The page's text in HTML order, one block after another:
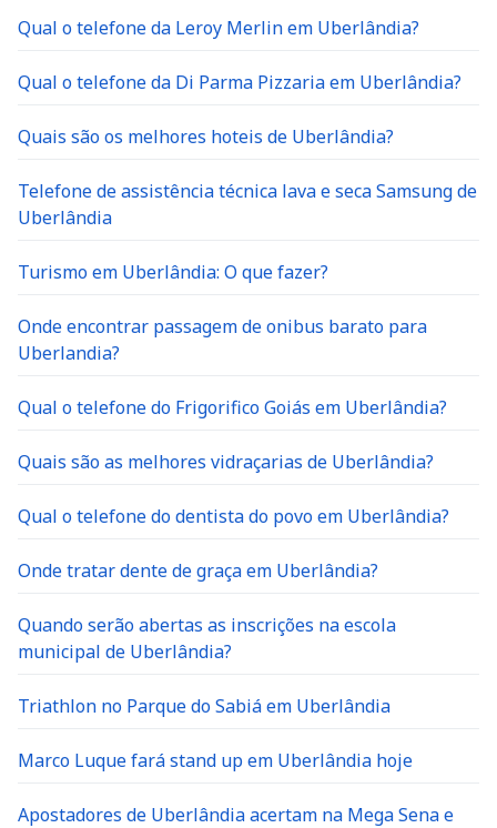
Qual o telefone da Leroy Merlin em Uberlândia?
Qual o telefone da Di Parma Pizzaria em Uberlândia?
Quais são os melhores hoteis de Uberlândia?
Telefone de assistência técnica lava e seca Samsung de
Uberlândia
Turismo em Uberlândia: O que fazer?
Onde encontrar passagem de onibus barato para
Uberlandia?
Qual o telefone do Frigorifico Goiás em Uberlândia?
Quais são as melhores vidraçarias de Uberlândia?
Qual o telefone do dentista do povo em Uberlândia?
Onde tratar dente de graça em Uberlândia?
Quando serão abertas as inscrições na escola
municipal de Uberlândia?
Triathlon no Parque do Sabiá em Uberlândia
Marco Luque fará stand up em Uberlândia hoje
Apostadores de Uberlândia acertam na Mega Sena e